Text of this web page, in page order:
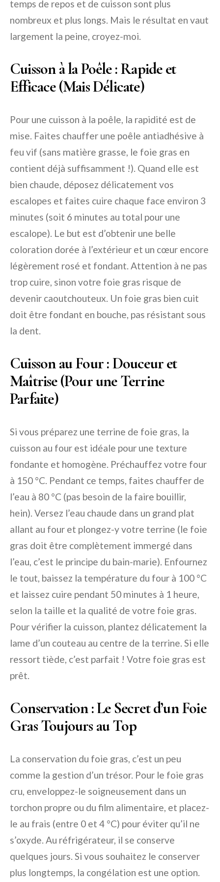
temps de repos et de cuisson sont plus
nombreux et plus longs. Mais le résultat en vaut
largement la peine, croyez-moi.
Cuisson à la Poêle : Rapide et
Efficace (Mais Délicate)
Pour une cuisson à la poêle, la rapidité est de
mise. Faites chauffer une poêle antiadhésive à
feu vif (sans matière grasse, le foie gras en
contient déjà suffisamment !). Quand elle est
bien chaude, déposez délicatement vos
escalopes et faites cuire chaque face environ 3
minutes (soit 6 minutes au total pour une
escalope). Le but est d’obtenir une belle
coloration dorée à l’extérieur et un cœur encore
légèrement rosé et fondant. Attention à ne pas
trop cuire, sinon votre foie gras risque de
devenir caoutchouteux. Un foie gras bien cuit
doit être fondant en bouche, pas résistant sous
la dent.
Cuisson au Four : Douceur et
Maîtrise (Pour une Terrine
Parfaite)
Si vous préparez une terrine de foie gras, la
cuisson au four est idéale pour une texture
fondante et homogène. Préchauffez votre four
à 150 °C. Pendant ce temps, faites chauffer de
l’eau à 80 °C (pas besoin de la faire bouillir,
hein). Versez l’eau chaude dans un grand plat
allant au four et plongez-y votre terrine (le foie
gras doit être complètement immergé dans
l’eau, c’est le principe du bain-marie). Enfournez
le tout, baissez la température du four à 100 °C
et laissez cuire pendant 50 minutes à 1 heure,
selon la taille et la qualité de votre foie gras.
Pour vérifier la cuisson, plantez délicatement la
lame d’un couteau au centre de la terrine. Si elle
ressort tiède, c’est parfait ! Votre foie gras est
prêt.
Conservation : Le Secret d’un Foie
Gras Toujours au Top
La conservation du foie gras, c’est un peu
comme la gestion d’un trésor. Pour le foie gras
cru, enveloppez-le soigneusement dans un
torchon propre ou du film alimentaire, et placez-
le au frais (entre 0 et 4 °C) pour éviter qu’il ne
s’oxyde. Au réfrigérateur, il se conserve
quelques jours. Si vous souhaitez le conserver
plus longtemps, la congélation est une option.